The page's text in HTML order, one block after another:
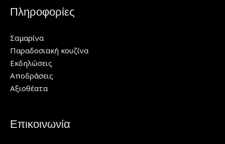
Πληροφορίες
Σαμαρίνα
Παραδοσιακή κουζίνα
Εκδηλώσεις
Αποδράσεις
Αξιοθέατα
Επικοινωνία